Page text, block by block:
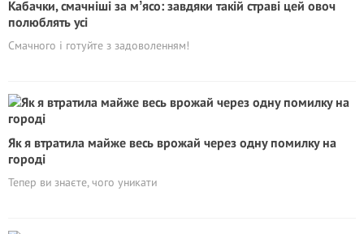
Кабачки, смачніші за мʼясо: завдяки такій страві цей овоч
полюблять усі
Смачного і готуйте з задоволенням!
Як я втратила майже весь врожай через одну помилку на
городі
Тепер ви знаєте, чого уникати